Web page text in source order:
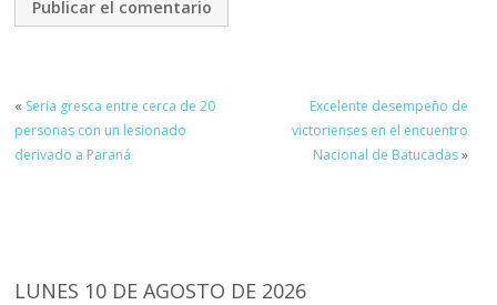
« Seria gresca entre cerca de 20
personas con un lesionado
derivado a Paraná
Excelente desempeño de
victorienses en el encuentro
Nacional de Batucadas»
LUNES 10 DE AGOSTO DE 2026